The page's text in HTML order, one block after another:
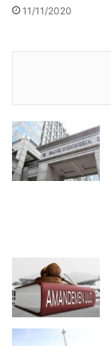
11/11/2020